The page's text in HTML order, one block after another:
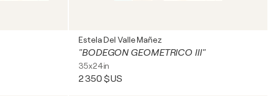
Estela Del Valle Mañez
"BODEGON GEOMETRICO III"
35x24in
2 350 $US